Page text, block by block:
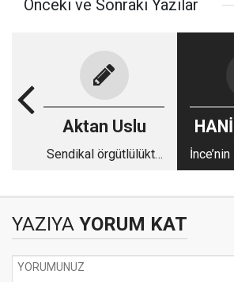
Önceki ve Sonraki Yazılar
Aktan Uslu
Sendikal örgütlülükte
YAZIYA YORUM KAT